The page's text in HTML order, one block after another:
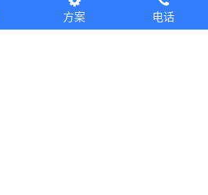
方案 电话